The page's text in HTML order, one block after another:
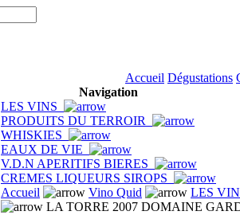
Accueil Dégustations
Navigation
LES VINS
PRODUITS DU TERROIR
WHISKIES
EAUX DE VIE
V.D.N APERITIFS BIERES
CREMES LIQUEURS SIROPS
Accueil
Vino Quid
LES
LA TORRE 2007 DOMAINE